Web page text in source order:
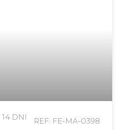
14 DNI REF: FE-MA-0398